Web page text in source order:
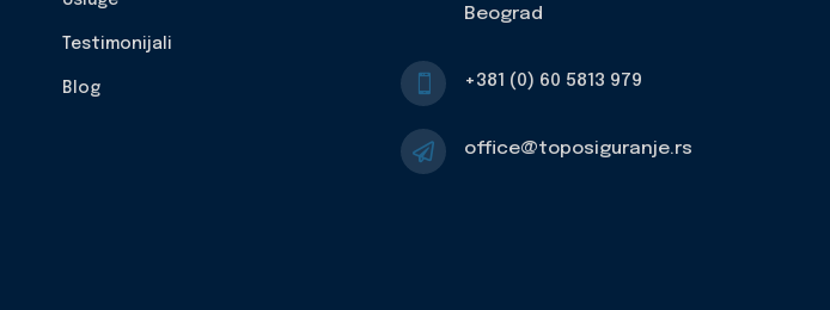
Testimonijali
Blog
Beograd
 +381 (0) 60 5813 979
 office@toposiguranje.rs